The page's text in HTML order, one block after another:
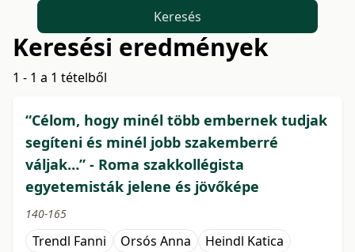
Keresés
Keresési eredmények
1 - 1 a 1 tételből
“Célom, hogy minél több embernek tudjak
segíteni és minél jobb szakemberré
váljak…” - Roma szakkollégista
egyetemisták jelene és jövőképe
140-165
Trendl Fanni Orsós Anna
Heindl Katica